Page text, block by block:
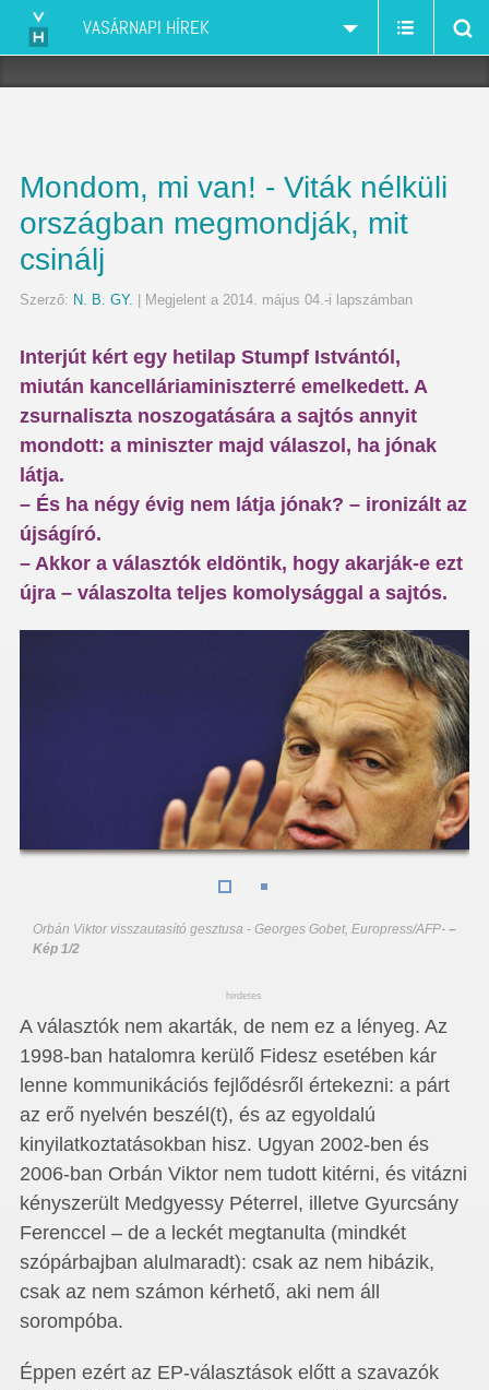
VASÁRNAPI HÍREK
Mondom, mi van! - Viták nélküli
országban megmondják, mit
csinálj
Szerző: N. B. GY. | Megjelent a 2014. május 04.-i lapszámban
Interjút kért egy hetilap Stumpf Istvántól,
miután kancelláriaminiszterré emelkedett. A
zsurnaliszta noszogatására a sajtós annyit
mondott: a miniszter majd válaszol, ha jónak
látja.
– És ha négy évig nem látja jónak? – ironizált az
újságíró.
– Akkor a választók eldöntik, hogy akarják-e ezt
újra – válaszolta teljes komolysággal a sajtós.
Orbán Viktor visszautasító gesztusa - Georges Gobet, Europress/AFP-–
Kép 1/2
hirdetes
A választók nem akarták, de nem ez a lényeg. Az
1998-ban hatalomra kerülő Fidesz esetében kár
lenne kommunikációs fejlődésről értekezni: a párt
az erő nyelvén beszél(t), és az egyoldalú
kinyilatkoztatásokban hisz. Ugyan 2002-ben és
2006-ban Orbán Viktor nem tudott kitérni, és vitázni
kényszerült Medgyessy Péterrel, illetve Gyurcsány
Ferenccel – de a leckét megtanulta (mindkét
szópárbajban alulmaradt): csak az nem hibázik,
csak az nem számon kérhető, aki nem áll
sorompóba.
Éppen ezért az EP-választások előtt a szavazók